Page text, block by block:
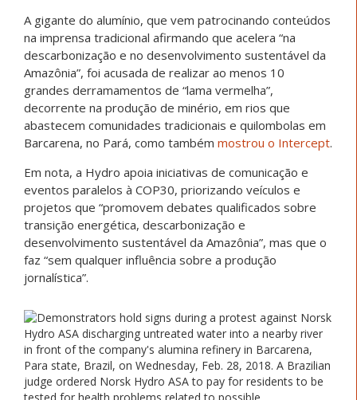
A gigante do alumínio, que vem patrocinando conteúdos
na imprensa tradicional afirmando que acelera “na
descarbonização e no desenvolvimento sustentável da
Amazônia”, foi acusada de realizar ao menos 10
grandes derramamentos de “lama vermelha”,
decorrente na produção de minério, em rios que
abastecem comunidades tradicionais e quilombolas em
Barcarena, no Pará, como também mostrou o Intercept.
Em nota, a Hydro apoia iniciativas de comunicação e
eventos paralelos à COP30, priorizando veículos e
projetos que “promovem debates qualificados sobre
transição energética, descarbonização e
desenvolvimento sustentável da Amazônia”, mas que o
faz “sem qualquer influência sobre a produção
jornalística”.